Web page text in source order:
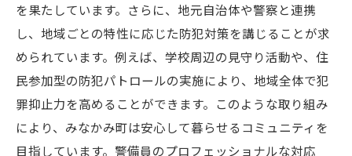
を果たしています。さらに、地元自治体や警察と連携
し、地域ごとの特性に応じた防犯対策を講じることが求
められています。例えば、学校周辺の見守り活動や、住
民参加型の防犯パトロールの実施により、地域全体で犯
罪抑止力を高めることができます。このような取り組み
により、みなかみ町は安心して暮らせるコミュニティを
目指しています。警備員のプロフェッショナルな対応